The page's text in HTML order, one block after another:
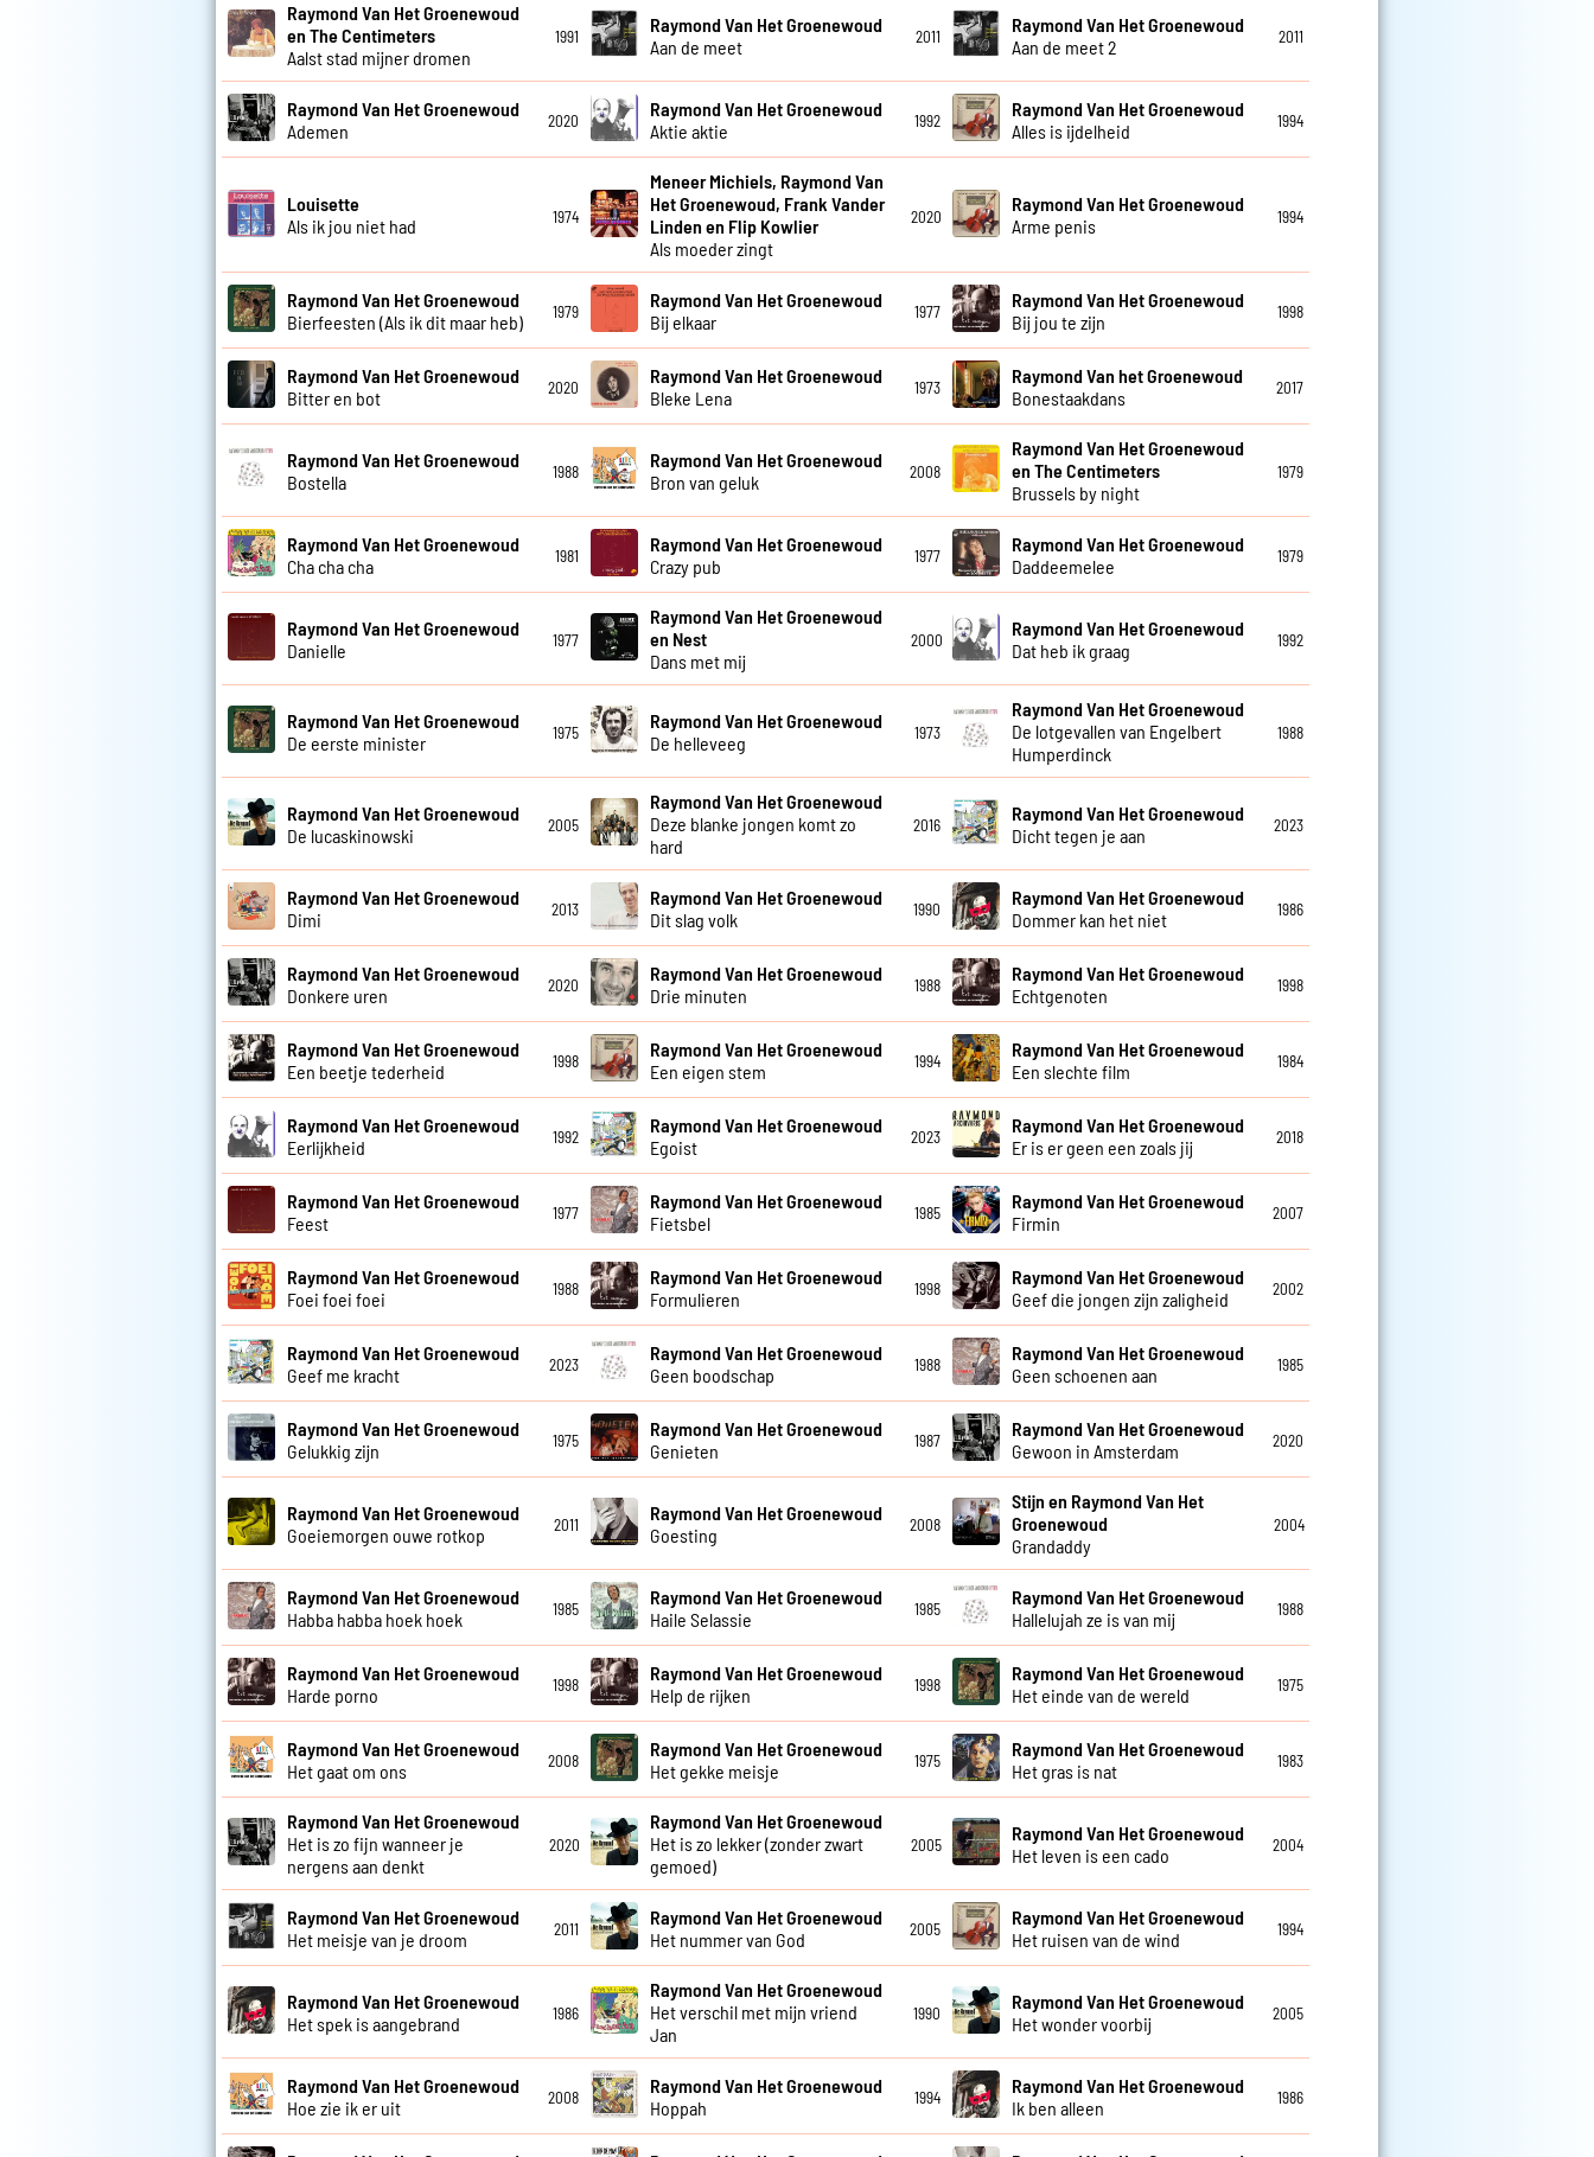
Raymond Van Het Groenewoud
en The Centimeters
Aalst stad mijner dromen
1991
Raymond Van Het Groenewoud
Aan de meet
2011
Raymond Van Het Groenewoud
Aan de meet 2
2011
Raymond Van Het Groenewoud
Ademen
2020
Raymond Van Het Groenewoud
Aktie aktie
1992
Raymond Van Het Groenewoud
Alles is ijdelheid
1994
Louisette
Als ik jou niet had
1974
Meneer Michiels, Raymond Van
Het Groenewoud, Frank Vander
Linden en Flip Kowlier
Als moeder zingt
2020
Raymond Van Het Groenewoud
Arme penis
1994
Raymond Van Het Groenewoud
Bierfeesten (Als ik dit maar heb)
1979
Raymond Van Het Groenewoud
Bij elkaar
1977
Raymond Van Het Groenewoud
Bij jou te zijn
1998
Raymond Van Het Groenewoud
Bitter en bot
2020
Raymond Van Het Groenewoud
Bleke Lena
1973
Raymond Van het Groenewoud
Bonestaakdans
2017
Raymond Van Het Groenewoud
Bostella
1988
Raymond Van Het Groenewoud
Bron van geluk
2008
Raymond Van Het Groenewoud
en The Centimeters
Brussels by night
1979
Raymond Van Het Groenewoud
Cha cha cha
1981
Raymond Van Het Groenewoud
Crazy pub
1977
Raymond Van Het Groenewoud
Daddeemelee
1979
Raymond Van Het Groenewoud
Danielle
1977
Raymond Van Het Groenewoud
en Nest
Dans met mij
2000
Raymond Van Het Groenewoud
Dat heb ik graag
1992
Raymond Van Het Groenewoud
De eerste minister
1975
Raymond Van Het Groenewoud
De helleveeg
1973
Raymond Van Het Groenewoud
De lotgevallen van Engelbert
Humperdinck
1988
Raymond Van Het Groenewoud
De lucaskinowski
2005
Raymond Van Het Groenewoud
Deze blanke jongen komt zo
hard
2016
Raymond Van Het Groenewoud
Dicht tegen je aan
2023
Raymond Van Het Groenewoud
Dimi
2013
Raymond Van Het Groenewoud
Dit slag volk
1990
Raymond Van Het Groenewoud
Dommer kan het niet
1986
Raymond Van Het Groenewoud
Donkere uren
2020
Raymond Van Het Groenewoud
Drie minuten
1988
Raymond Van Het Groenewoud
Echtgenoten
1998
Raymond Van Het Groenewoud
Een beetje tederheid
1998
Raymond Van Het Groenewoud
Een eigen stem
1994
Raymond Van Het Groenewoud
Een slechte film
1984
Raymond Van Het Groenewoud
Eerlijkheid
1992
Raymond Van Het Groenewoud
Egoist
2023
Raymond Van Het Groenewoud
Er is er geen een zoals jij
2018
Raymond Van Het Groenewoud
Feest
1977
Raymond Van Het Groenewoud
Fietsbel
1985
Raymond Van Het Groenewoud
Firmin
2007
Raymond Van Het Groenewoud
Foei foei foei
1988
Raymond Van Het Groenewoud
Formulieren
1998
Raymond Van Het Groenewoud
Geef die jongen zijn zaligheid
2002
Raymond Van Het Groenewoud
Geef me kracht
2023
Raymond Van Het Groenewoud
Geen boodschap
1988
Raymond Van Het Groenewoud
Geen schoenen aan
1985
Raymond Van Het Groenewoud
Gelukkig zijn
1975
Raymond Van Het Groenewoud
Genieten
1987
Raymond Van Het Groenewoud
Gewoon in Amsterdam
2020
Raymond Van Het Groenewoud
Goeiemorgen ouwe rotkop
2011
Raymond Van Het Groenewoud
Goesting
2008
Stijn en Raymond Van Het
Groenewoud
Grandaddy
2004
Raymond Van Het Groenewoud
Habba habba hoek hoek
1985
Raymond Van Het Groenewoud
Haile Selassie
1985
Raymond Van Het Groenewoud
Hallelujah ze is van mij
1988
Raymond Van Het Groenewoud
Harde porno
1998
Raymond Van Het Groenewoud
Help de rijken
1998
Raymond Van Het Groenewoud
Het einde van de wereld
1975
Raymond Van Het Groenewoud
Het gaat om ons
2008
Raymond Van Het Groenewoud
Het gekke meisje
1975
Raymond Van Het Groenewoud
Het gras is nat
1983
Raymond Van Het Groenewoud
Het is zo fijn wanneer je
nergens aan denkt
2020
Raymond Van Het Groenewoud
Het is zo lekker (zonder zwart
gemoed)
2005
Raymond Van Het Groenewoud
Het leven is een cado
2004
Raymond Van Het Groenewoud
Het meisje van je droom
2011
Raymond Van Het Groenewoud
Het nummer van God
2005
Raymond Van Het Groenewoud
Het ruisen van de wind
1994
Raymond Van Het Groenewoud
Het spek is aangebrand
1986
Raymond Van Het Groenewoud
Het verschil met mijn vriend
Jan
1990
Raymond Van Het Groenewoud
Het wonder voorbij
2005
Raymond Van Het Groenewoud
Hoe zie ik er uit
2008
Raymond Van Het Groenewoud
Hoppah
1994
Raymond Van Het Groenewoud
Ik ben alleen
1986